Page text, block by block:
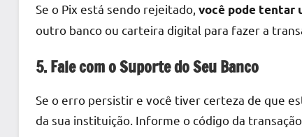
Se o Pix está sendo rejeitado, você pode tentar
outro banco ou carteira digital para fazer a
5. Fale com o Suporte do Seu Banco
Se o erro persistir e você tiver certeza de que
da sua instituição. Informe o código da